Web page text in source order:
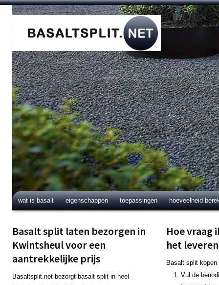
wat is basalt eigenschappen toepassingen hoeveelheid
Basalt split laten bezorgen in
Kwintsheul voor een
aantrekkelijke prijs
Basaltsplit.net bezorgt basalt split in heel
Hoe vraag
het
Basalt split
Vul de